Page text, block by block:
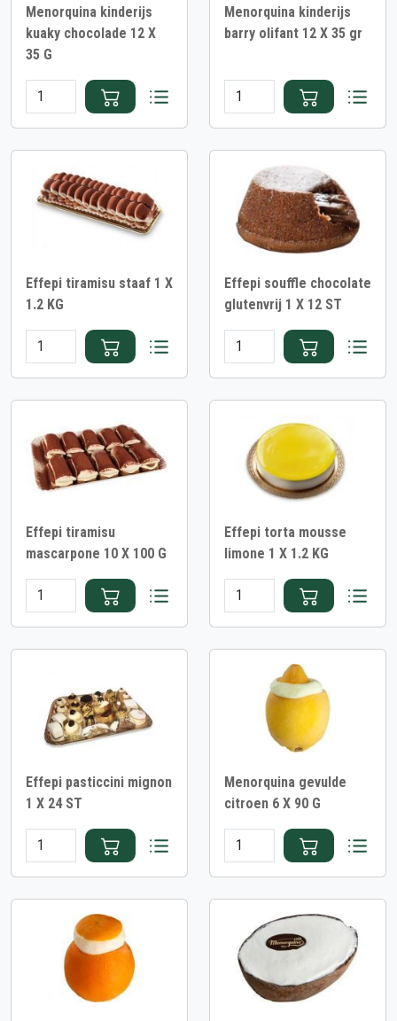
Menorquina kinderijs
kuaky chocolade 12 X
35 G
Menorquina kinderijs
barry olifant 12 X 35 gr
Effepi tiramisu staaf 1 X
1.2 KG
Effepi souffle chocolate
glutenvrij 1 X 12 ST
Effepi tiramisu
mascarpone 10 X 100 G
Effepi torta mousse
limone 1 X 1.2 KG
Effepi pasticcini mignon
1 X 24 ST
Menorquina gevulde
citroen 6 X 90 G